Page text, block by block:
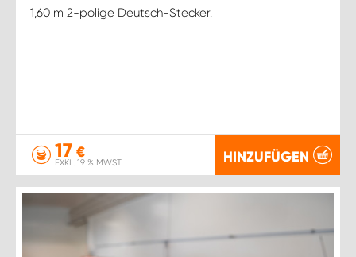
1,60 m 2-polige Deutsch-Stecker.
17 €
EXKL. 19 % MWST. HINZUFÜGEN